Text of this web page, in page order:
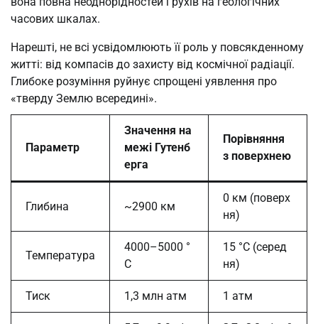
часових шкалах.
Нарешті, не всі усвідомлюють її роль у повсякденному
житті: від компасів до захисту від космічної радіації.
Глибоке розуміння руйнує спрощені уявлення про
«тверду Землю всередині».
Параметр
Значення на
межі Гутенб
ерга
Порівняння
з поверхнею
Глибина ~2900 км
0 км (поверх
ня)
Температура
4000–5000 °
C
15 °C (серед
ня)
Тиск 1,3 млн атм 1 атм